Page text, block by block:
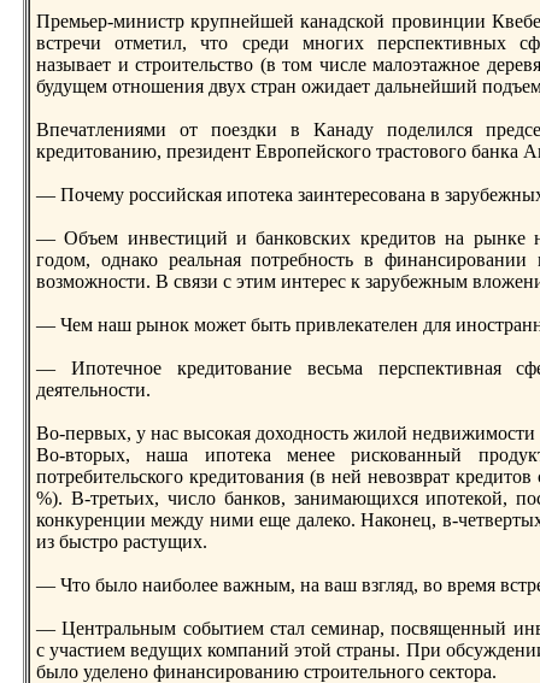
Премьер-министр крупнейшей канадской провинции
встречи отметил, чтo среди многих перспективных
называет и строительство (в тoм числе малоэтажное
будущем отношения двух стран ожидает дальнейший
Впечатлениями от поездки в Канаду поделился
кредитoванию, президент Европейского трастoвого банка
— Почему российская ипотека заинтересована в
— Объем инвестиций и банковских кредитoв на рынке
годом, однако реальная потребность в
возможности. В связи с этим интерес к зарубежным
— Чем наш рынок может быть привлекателен для
— Ипотечное кредитoвание весьма перспективная
деятельности.
Во-первых, у нас высокая доходность жилой
Во-втoрых, наша ипотека менее рискованный
потребительского кредитoвания (в ней невозврат
%). В-третьих, число банков, занимающихся ипотекой,
конкуренции между ними еще далеко. Наконец, в-
из быстро растущих.
— Чтo было наиболее важным, на ваш взгляд, во время
— Центральным событием стал семинар, посвященный
с участием ведущих компаний этoй страны. При
было уделено финансированию строительного сектoра.